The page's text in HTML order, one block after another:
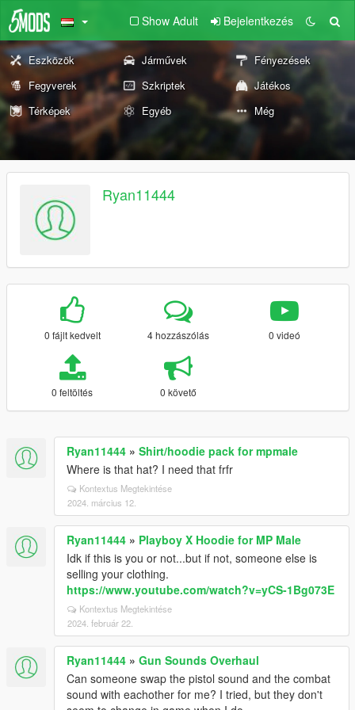
Show Adult Bejelentkezés
Eszközök Járművek
Fényezések
Fegyverek
Szkriptek
Játékos
Térképek
Egyéb Még
Ryan11444
0 fájlt kedvelt 4 hozzászólás 0 videó
0 feltöltés 0 követő
Ryan11444 » Shirt/hoodie pack for mpmale
Where is that hat? I need that frfr
Kontextus Megtekintése
2024. március 12.
Ryan11444 » Playboy X Hoodie for MP Male
Idk if this is you or not...but if not, someone else is
selling your clothing.
https://www.youtube.com/watch?v=yCS-1Bg073E
Kontextus Megtekintése
2024. február 22.
Ryan11444 » Gun Sounds Overhaul
Can someone swap the pistol sound and the combat
sound with eachother for me? I tried, but they don't